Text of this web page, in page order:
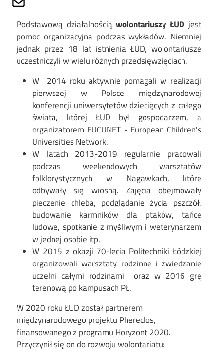
Podstawową działalnością wolontariuszy ŁUD jest
pomoc organizacyjna podczas wykładów. Niemniej
jednak przez 18 lat istnienia ŁUD, wolontariusze
uczestniczyli w wielu różnych przedsięwzięciach.
W 2014 roku aktywnie pomagali w realizacji
pierwszej w Polsce międzynarodowej
konferencji uniwersytetów dziecięcych z całego
świata, której ŁUD był gospodarzem, a
organizatorem EUCUNET - European Children's
Universities Network.
W latach 2013-2019 regularnie pracowali
podczas weekendowych warsztatów
folklorystycznych w Nagawkach, które
odbywały się wiosną. Zajęcia obejmowały
pieczenie chleba, podglądanie życia pszczół,
budowanie karmników dla ptaków, tańce
ludowe, spotkanie z myśliwym i weterynarzem
w jednej osobie itp.
W 2015 z okazji 70-lecia Politechniki Łódzkiej
organizowali warsztaty rodzinne i zwiedzanie
uczelni całymi rodzinami oraz w 2016 grę
terenową po kampusach PŁ.
W 2020 roku ŁUD został partnerem
międzynarodowego projektu Phereclos,
finansowanego z programu Horyzont 2020.
Przyczynił się on do rozwoju wolontariatu: